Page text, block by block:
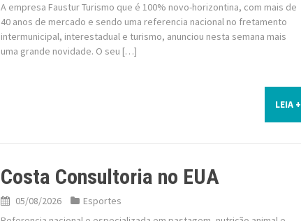
A empresa Faustur Turismo que é 100% novo-horizontina, com mais de
40 anos de mercado e sendo uma referencia nacional no fretamento
intermunicipal, interestadual e turismo, anunciou nesta semana mais
uma grande novidade. O seu […]
LEIA +
Costa Consultoria no EUA
05/08/2026
Esportes